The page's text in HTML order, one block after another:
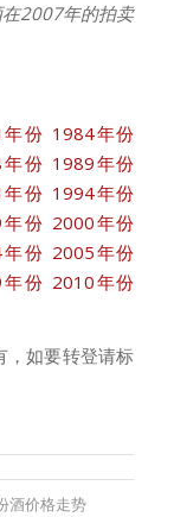
2007年的拍卖
份 1984年份
份 1989年份
份 1994年份
份 2000年份
份 2005年份
份 2010年份
，如要转登请标
酒价格走势